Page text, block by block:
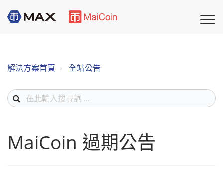
解決方案首頁 全站公告
MaiCoin 過期公告